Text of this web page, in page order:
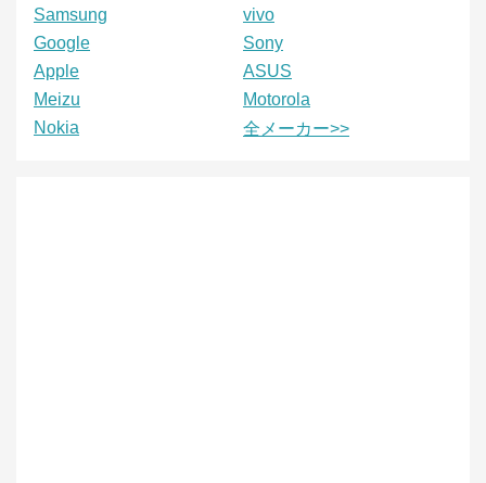
Samsung
vivo
Google
Sony
Apple
ASUS
Meizu
Motorola
Nokia
全メーカー>>